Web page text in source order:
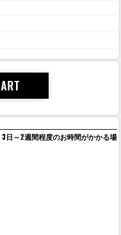
日～2週間程度のお時間がかかる場